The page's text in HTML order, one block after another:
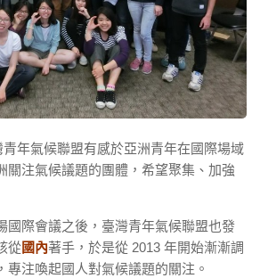
青年氣候聯盟有感於亞洲青年在國際場域
關注氣候議題的團體，希望聚集、加強
國際會議之後，臺灣青年氣候聯盟也發
從國內著手，於是從 2013 年開始漸漸調
，專注喚起國人對氣候議題的關注。